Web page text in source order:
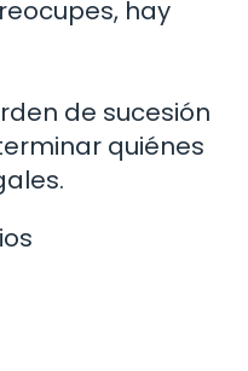
hay
de sucesión
quiénes